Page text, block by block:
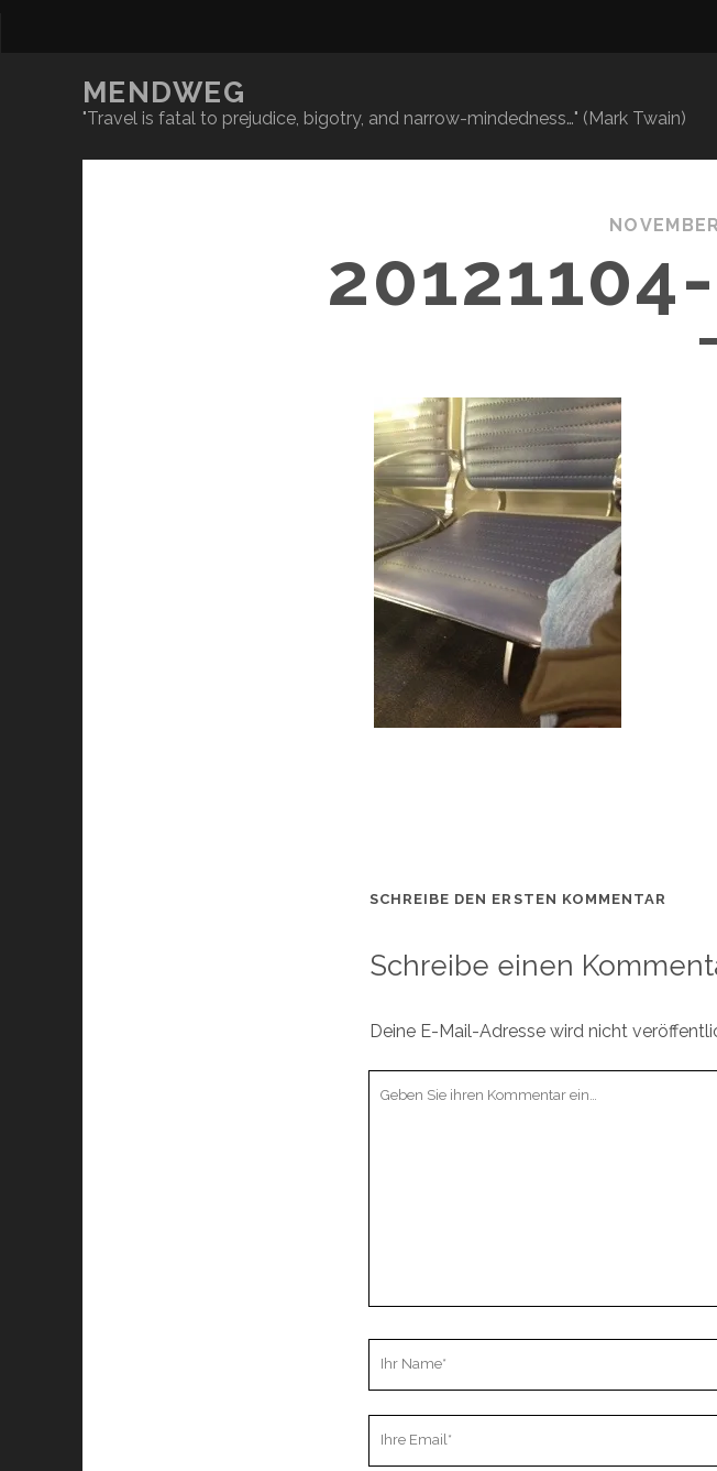
MENDWEG
"Travel is fatal to prejudice, bigotry, and narrow-mindedness…" (Mark Twain)
SCHREIBE DEN ERSTEN KOMMENTAR
Schreibe einen
Deine E-Mail-Adresse wird nicht